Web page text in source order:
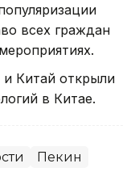
всех граждан
и Китай открыли
в Китае.
Пекин